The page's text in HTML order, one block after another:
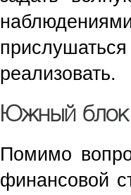
реализовать.
Южный блок
Помимо
финансовой